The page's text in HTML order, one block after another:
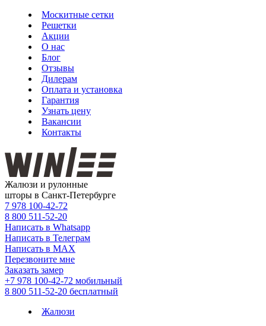
Москитные сетки
Решетки
Акции
О нас
Блог
Отзывы
Дилерам
Оплата и установка
Гарантия
Узнать цену
Вакансии
Контакты
Жалюзи и рулонные
шторы в Санкт-Петербурге
7 978 100-42-72
8 800 511-52-20
Написать в Whatsapp
Написать в Телеграм
Написать в MAX
Перезвоните мне
Заказать замер
+7 978 100-42-72 мобильный
8 800 511-52-20 бесплатный
Жалюзи